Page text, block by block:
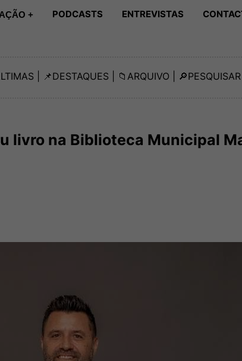
+ PODCASTS ENTREVISTAS
| 📌DESTAQUES | 📁 ARQUIVO | 🔎PESQUISAR
livro na Biblioteca Municipal